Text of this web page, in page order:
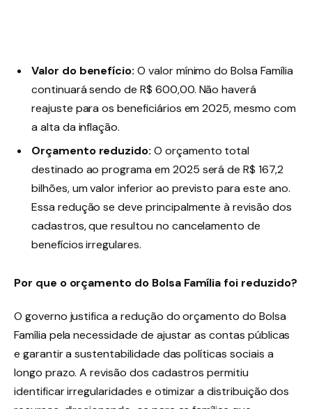
Valor do benefício: O valor mínimo do Bolsa Família
continuará sendo de R$ 600,00. Não haverá
reajuste para os beneficiários em 2025, mesmo com
a alta da inflação.
Orçamento reduzido: O orçamento total
destinado ao programa em 2025 será de R$ 167,2
bilhões, um valor inferior ao previsto para este ano.
Essa redução se deve principalmente à revisão dos
cadastros, que resultou no cancelamento de
benefícios irregulares.
Por que o orçamento do Bolsa Família foi reduzido?
O governo justifica a redução do orçamento do Bolsa
Família pela necessidade de ajustar as contas públicas
e garantir a sustentabilidade das políticas sociais a
longo prazo. A revisão dos cadastros permitiu
identificar irregularidades e otimizar a distribuição dos